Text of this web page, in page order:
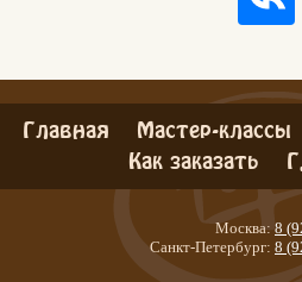
Главная Мастер-классы
Как заказать
Москва: 8
Санкт-Петербург: 8